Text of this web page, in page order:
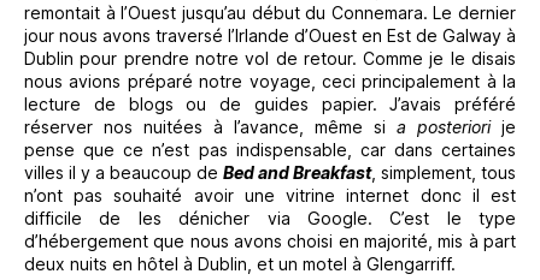
remontait à l’Ouest jusqu’au début du Connemara. Le dernier
jour nous avons traversé l’Irlande d’Ouest en Est de Galway à
Dublin pour prendre notre vol de retour. Comme je le disais
nous avions préparé notre voyage, ceci principalement à la
lecture de blogs ou de guides papier. J’avais préféré
réserver nos nuitées à l’avance, même si a posteriorije
pense que ce n’est pas indispensable, car dans certaines
villes il y a beaucoup de Bed and Breakfast, simplement, tous
n’ont pas souhaité avoir une vitrine internet donc il est
difficile de les dénicher via Google. C’est le type
d’hébergement que nous avons choisi en majorité, mis à part
deux nuits en hôtel à Dublin, et un motel à Glengarriff.